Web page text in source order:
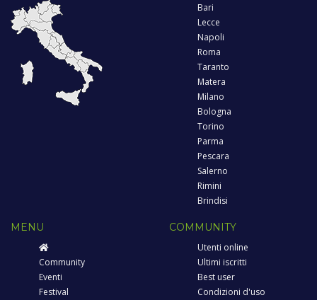
Bari
Lecce
Napoli
Roma
Taranto
Matera
Milano
Bologna
Torino
Parma
Pescara
Salerno
Rimini
Brindisi
MENU
Community
Eventi
Festival
COMMUNITY
Utenti online
Ultimi iscritti
Best user
Condizioni d'uso